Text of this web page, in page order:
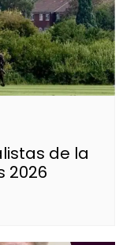
de la
2026